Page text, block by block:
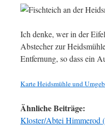
Ich denke, wer in der
Abstecher zur
Entfernung, so dass ein
Karte Heidsmühle und
Ähnliche Beiträge:
Kloster/Abtei Himmerod